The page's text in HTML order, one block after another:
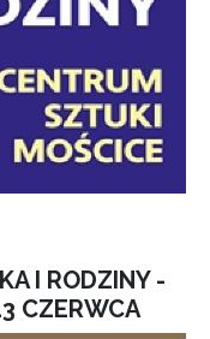
I RODZINY -
CZERWCA